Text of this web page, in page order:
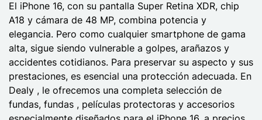
El iPhone 16, con su pantalla Super Retina XDR, chip
A18 y cámara de 48 MP, combina potencia y
elegancia. Pero como cualquier smartphone de gama
alta, sigue siendo vulnerable a golpes, arañazos y
accidentes cotidianos. Para preservar su aspecto y sus
prestaciones, es esencial una protección adecuada. En
Dealy , le ofrecemos una completa selección de
fundas, fundas , películas protectoras y accesorios